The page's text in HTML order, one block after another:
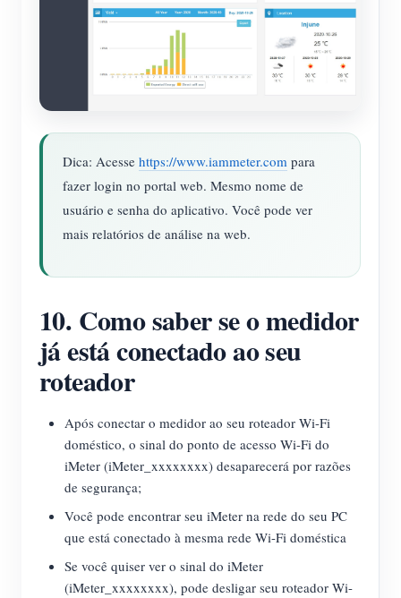
Dica: Acesse https://www.iammeter.com para
fazer login no portal web. Mesmo nome de
usuário e senha do aplicativo. Você pode ver
mais relatórios de análise na web.
10. Como saber se o medidor
já está conectado ao seu
roteador
Após conectar o medidor ao seu roteador Wi-Fi
doméstico, o sinal do ponto de acesso Wi-Fi do
iMeter (iMeter_xxxxxxxx) desaparecerá por razões
de segurança;
Você pode encontrar seu iMeter na rede do seu PC
que está conectado à mesma rede Wi-Fi doméstica
Se você quiser ver o sinal do iMeter
(iMeter_xxxxxxxx), pode desligar seu roteador Wi-